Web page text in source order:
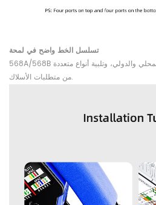
تسلسل الخط واضح في لمحة
568A/568B تحديد الأسلاك العالمية للاستخدام المحلي والدولي، وتلبية أنواع متعددة
من متطلبات الأسلاك.